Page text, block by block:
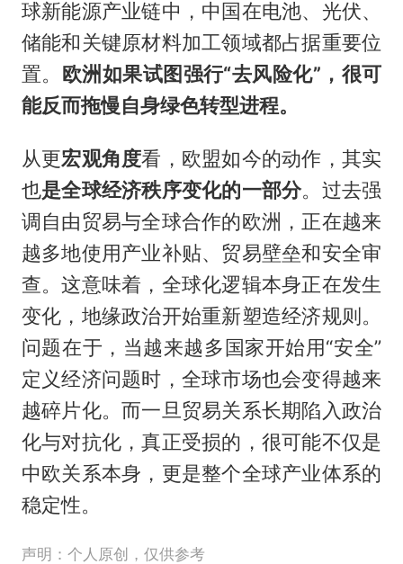
球新能源产业链中，中国在电池、光伏、
储能和关键原材料加工领域都占据重要位
置。 欧洲如果试图强行“去风险化”，很可
能反而拖慢自身绿色转型进程。
从更宏观角度看，欧盟如今的动作，其实
也是全球经济秩序变化的一部分。过去强
调自由贸易与全球合作的欧洲，正在越来
越多地使用产业补贴、贸易壁垒和安全审
查。这意味着，全球化逻辑本身正在发生
变化，地缘政治开始重新塑造经济规则。
问题在于，当越来越多国家开始用“安全”
定义经济问题时，全球市场也会变得越来
越碎片化。而一旦贸易关系长期陷入政治
化与对抗化，真正受损的，很可能不仅是
中欧关系本身，更是整个全球产业体系的
稳定性。
声明：个人原创，仅供参考